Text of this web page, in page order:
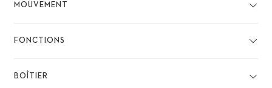
MOUVEMENT
FONCTIONS
BOÎTIER